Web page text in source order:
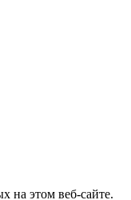
на этом веб-сайте.